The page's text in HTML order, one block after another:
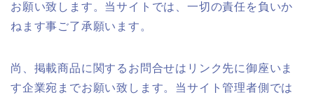
お願い致します。当サイトでは、一切の責任を負いか
ねます事ご了承願います。
尚、掲載商品に関するお問合せはリンク先に御座いま
す企業宛までお願い致します。当サイト管理者側では